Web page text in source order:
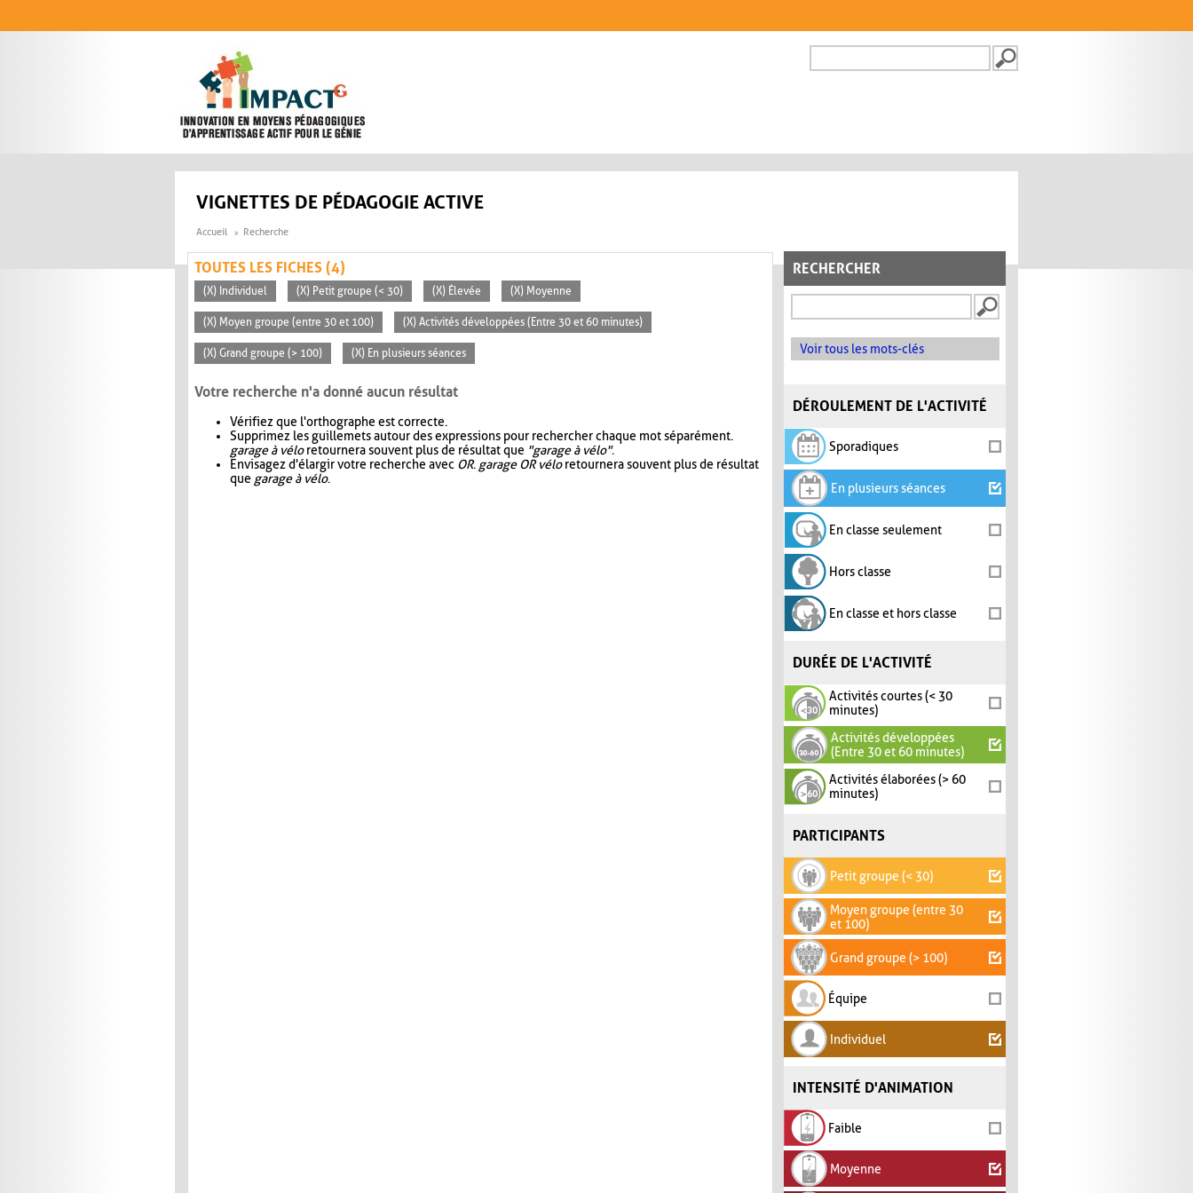
FORMULAIRE DE
VIGNETTES DE PÉDAGOGIE ACTIVE
Accueil Recherche
RECHERCHER
Voir tous les mots-clés
DÉROULEMENT DE L'ACTIVITÉ
Sporadiques
En plusieurs séances
En classe seulement
Hors classe
En classe et hors classe
DURÉE DE L'ACTIVITÉ
Activités courtes (< 30
minutes)
Activités développées
(Entre 30 et 60 minutes)
Activités élaborées (> 60
minutes)
PARTICIPANTS
Petit groupe (< 30)
Moyen groupe (entre 30
et 100)
Grand groupe (> 100)
Équipe
Individuel
INTENSITÉ D'ANIMATION
Faible
Moyenne
TOUTES LES FICHES (4)
(X) Individuel (X) Petit groupe (< 30) (X) Élevée (X) Moyenne
(X) Moyen groupe (entre 30 et 100) (X) Activités développées (Entre 30 et 60 minutes)
(X) Grand groupe (> 100) (X) En plusieurs séances
Votre recherche n'a donné aucun résultat
Vérifiez que l'orthographe est correcte.
Supprimez les guillemets autour des expressions pour rechercher chaque mot séparément.
garage à véloretournera souvent plus de résultat que "garage à vélo".
Envisagez d'élargir votre recherche avec OR. garage OR véloretournera souvent plus de résultat
que garage à vélo.